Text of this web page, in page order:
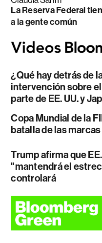
La Reserva Federal
a la gente común
¿Qué hay detrás de
intervención sobre
parte de EE. UU. y
Copa Mundial de la
batalla de las marcas
Trump afirma que
"mantendrá el
controlará